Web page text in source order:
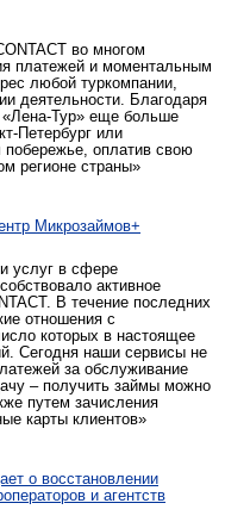
во многом
платежей и моментальным
любой туркомпании,
деятельности. Благодаря
«Лена-Тур» еще больше
Петербург или
оплатив свою
регионе страны»
Микрозаймов+
услуг в сфере
активное
В течение последних
отношения с
которых в настоящее
Сегодня наши сервисы не
за обслуживание
– получить займы можно
путем зачисления
карты клиентов»
о восстановлении
и агентств